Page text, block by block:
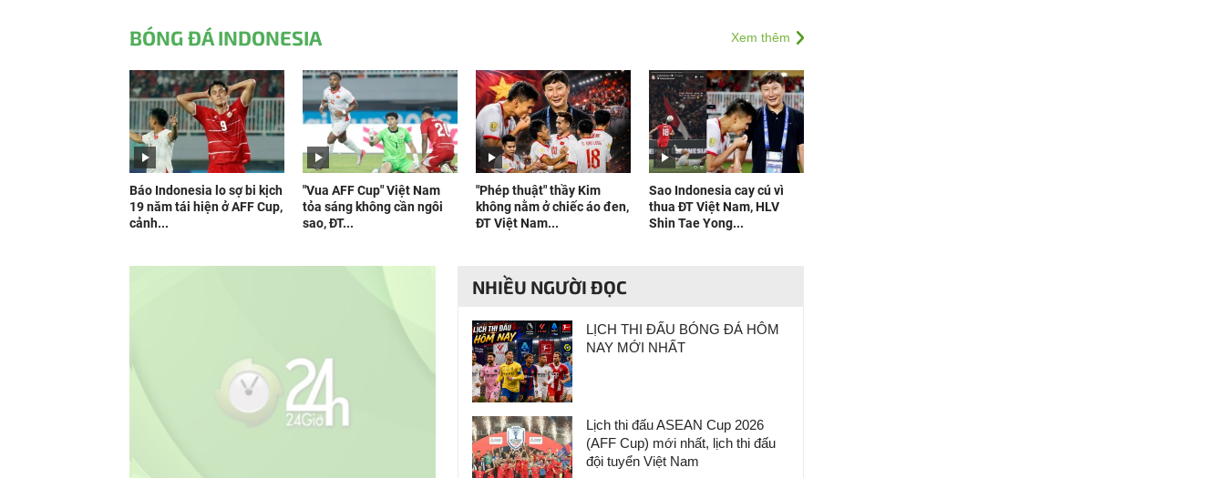
BÓNG ĐÁ INDONESIA Xem thêm
Báo Indonesia lo sợ bi kịch
19 năm tái hiện ở AFF Cup,
cảnh...
"Vua AFF Cup" Việt Nam
tỏa sáng không cần ngôi
sao, ĐT...
"Phép thuật" thầy Kim
không nằm ở chiếc áo đen,
ĐT Việt Nam...
Sao Indonesia cay cú vì
thua ĐT Việt Nam, HLV
Shin Tae Yong...
NHIỀU NGƯỜI ĐỌC
LỊCH THI ĐẤU BÓNG ĐÁ HÔM
NAY MỚI NHẤT
Lịch thi đấu ASEAN Cup 2026
(AFF Cup) mới nhất, lịch thi đấu
đội tuyển Việt Nam